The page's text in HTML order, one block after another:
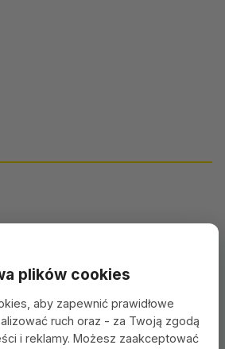
plików cookies
aby zapewnić prawidłowe
ruch oraz - za Twoją zgodą
i reklamy. Możesz zaakceptować